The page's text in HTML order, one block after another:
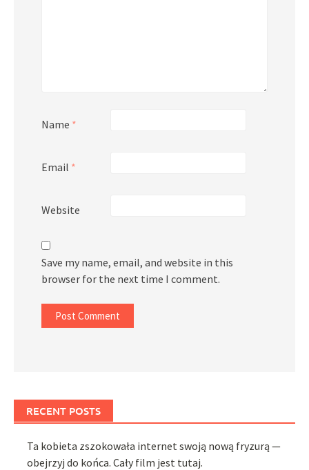
Name *
Email *
Website
Save my name, email, and website in this
browser for the next time I comment.
RECENT POSTS
Ta kobieta zszokowała internet swoją nową fryzurą —
obejrzyj do końca. Cały film jest tutaj.